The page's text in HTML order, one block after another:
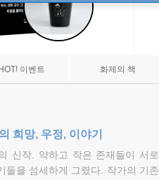
HOT! 이벤트 화제의 책
희망, 우정, 이야기
신작. 약하고 작은 존재들이 서로
들을 섬세하게 그렸다. 작가의 기존